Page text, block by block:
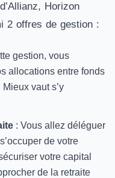
Horizon
2 offres de gestion :
gestion, vous
allocations entre fonds
vaut s’y
: Vous allez déléguer
de votre
votre capital
de la retraite